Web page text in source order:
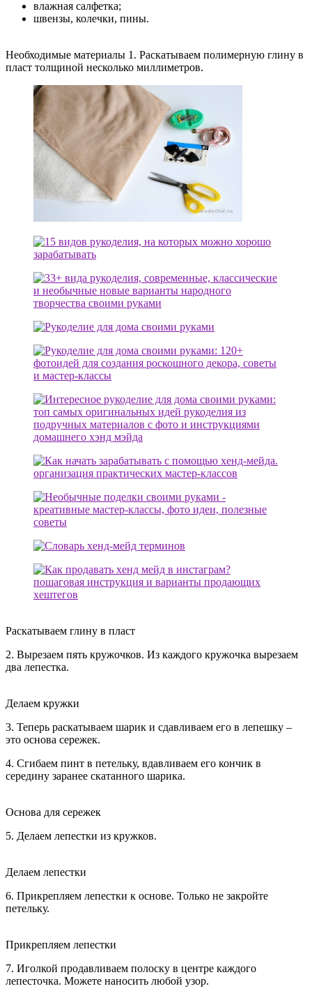
влажная салфетка;
швензы, колечки, пины.
Необходимые материалы 1. Раскатываем полимерную глину в
пласт толщиной несколько миллиметров.
Раскатываем глину в пласт
2. Вырезаем пять кружочков. Из каждого кружочка вырезаем
два лепестка.
Делаем кружки
3. Теперь раскатываем шарик и сдавливаем его в лепешку –
это основа сережек.
4. Сгибаем пинт в петельку, вдавливаем его кончик в
середину заранее скатанного шарика.
Основа для сережек
5. Делаем лепестки из кружков.
Делаем лепестки
6. Прикрепляем лепестки к основе. Только не закройте
петельку.
Прикрепляем лепестки
7. Иголкой продавливаем полоску в центре каждого
лепесточка. Можете наносить любой узор.